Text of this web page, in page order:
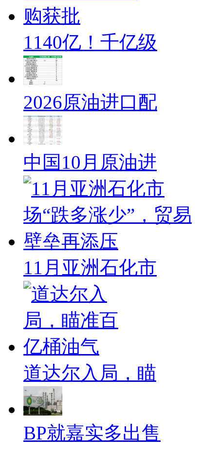
1140亿！千亿级
2026原油进口配
中国10月原油进
11月亚洲石化市
道达尔入局，瞄
BP就嘉实多出售